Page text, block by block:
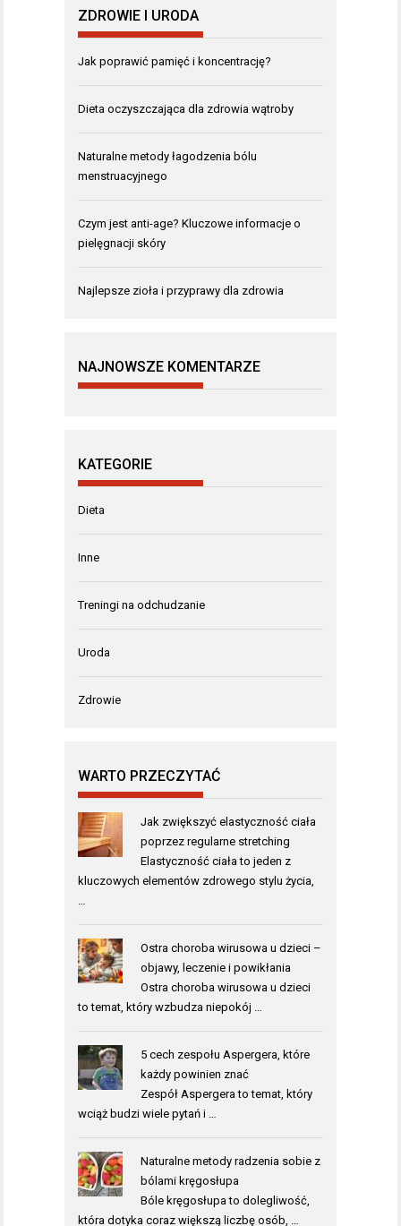
ZDROWIE I URODA
Jak poprawić pamięć i koncentrację?
Dieta oczyszczająca dla zdrowia wątroby
Naturalne metody łagodzenia bólu
menstruacyjnego
Czym jest anti-age? Kluczowe informacje o
pielęgnacji skóry
Najlepsze zioła i przyprawy dla zdrowia
NAJNOWSZE KOMENTARZE
KATEGORIE
Dieta
Inne
Treningi na odchudzanie
Uroda
Zdrowie
WARTO PRZECZYTAĆ
Jak zwiększyć elastyczność ciała
poprzez regularne stretching
Elastyczność ciała to jeden z
kluczowych elementów zdrowego stylu życia,
Ostra choroba wirusowa u dzieci –
objawy, leczenie i powikłania
Ostra choroba wirusowa u dzieci
to temat, który wzbudza niepokój …
5 cech zespołu Aspergera, które
każdy powinien znać
Zespół Aspergera to temat, który
wciąż budzi wiele pytań i …
Naturalne metody radzenia sobie z
bólami kręgosłupa
Bóle kręgosłupa to dolegliwość,
która dotyka coraz większą liczbę osób, …